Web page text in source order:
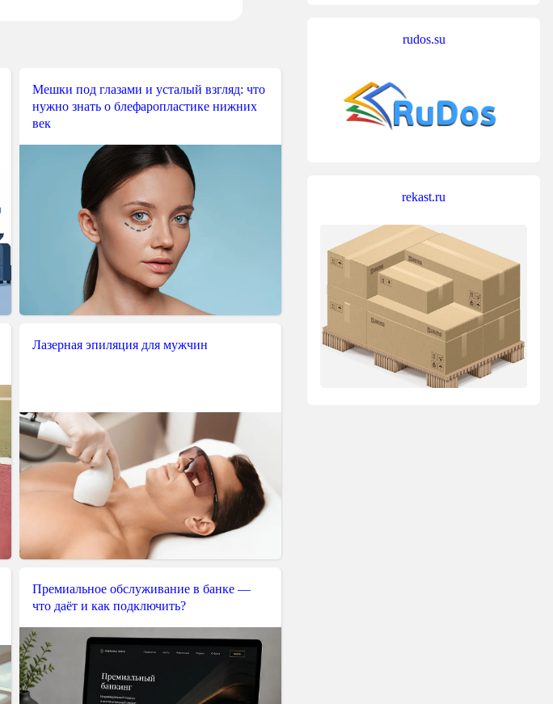
Мешки под глазами и усталый взгляд: что
нужно знать о блефаропластике нижних
век
Лазерная эпиляция для мужчин
Премиальное обслуживание в банке —
что даёт и как подключить?
rudos.su
rekast.ru